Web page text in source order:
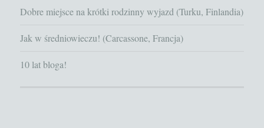
Dobre miejsce na krótki rodzinny wyjazd (Turku, Finlandia)
Jak w średniowieczu! (Carcassone, Francja)
10 lat bloga!